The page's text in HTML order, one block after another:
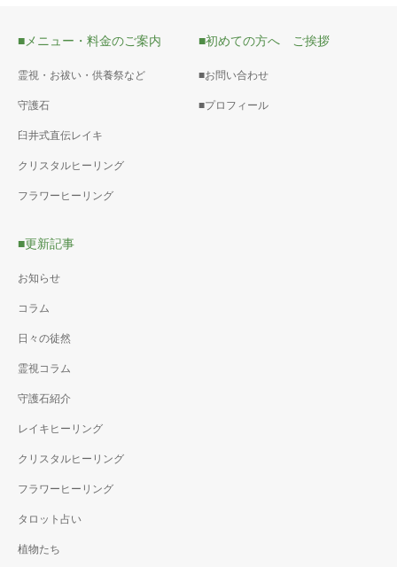
■メニュー・料金のご案内
霊視・お祓い・供養祭など
守護石
臼井式直伝レイキ
クリスタルヒーリング
フラワーヒーリング
■初めての方へ ご挨拶
■お問い合わせ
■プロフィール
■更新記事
お知らせ
コラム
日々の徒然
霊視コラム
守護石紹介
レイキヒーリング
クリスタルヒーリング
フラワーヒーリング
タロット占い
植物たち